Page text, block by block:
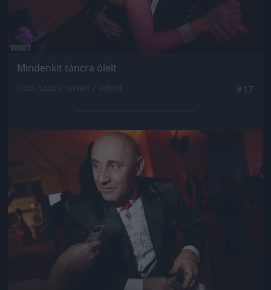
Mindenkit táncra ölelt
Jön még kép!